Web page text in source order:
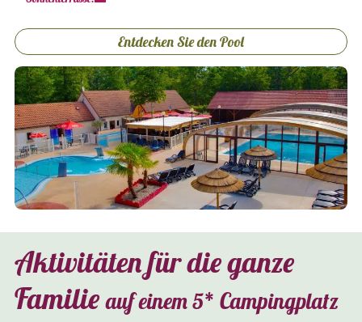
Entdecken Sie den Pool
Aktivitäten für die ganze
Familieauf einem 5* Campingplatz